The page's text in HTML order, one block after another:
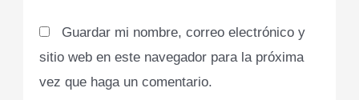
Guardar mi nombre, correo electrónico y
sitio web en este navegador para la próxima
vez que haga un comentario.